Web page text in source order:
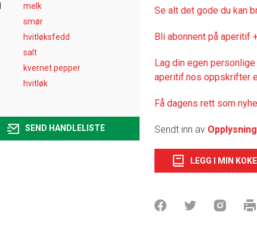
melk
smør
hvitløksfedd
salt
kvernet pepper
hvitløk
SEND HANDLELISTE
Se alt det gode du kan
Bli abonnent på aperitif
Lag din egen
aperitif.nos oppskrifter
Få dagens rett som
Sendt inn av
LEGG I MIN